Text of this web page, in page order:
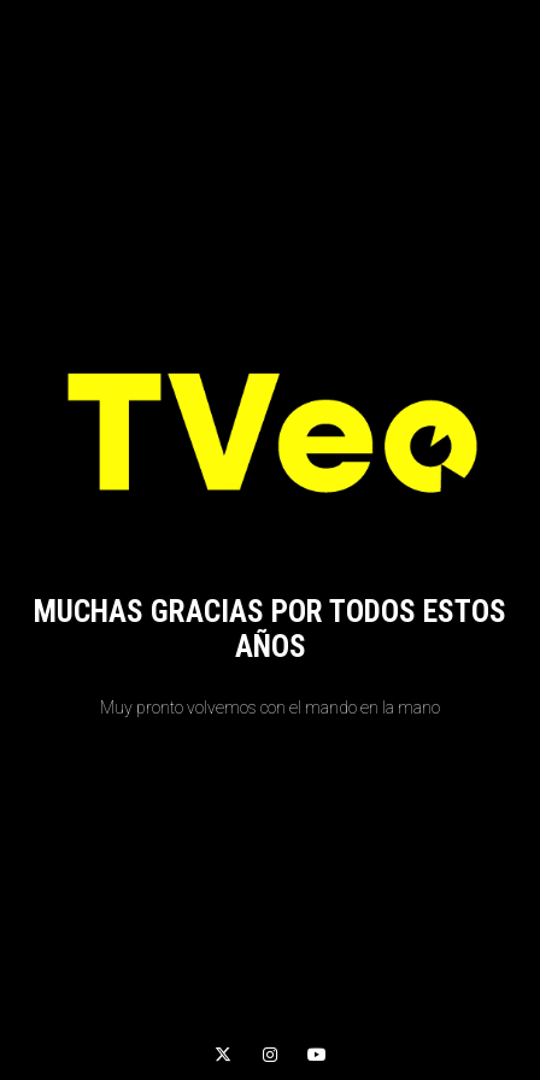
MUCHAS GRACIAS POR TODOS ESTOS
AÑOS
Muy pronto volvemos con el mando en la mano